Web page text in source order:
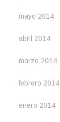
mayo 2014
abril 2014
marzo 2014
febrero 2014
enero 2014